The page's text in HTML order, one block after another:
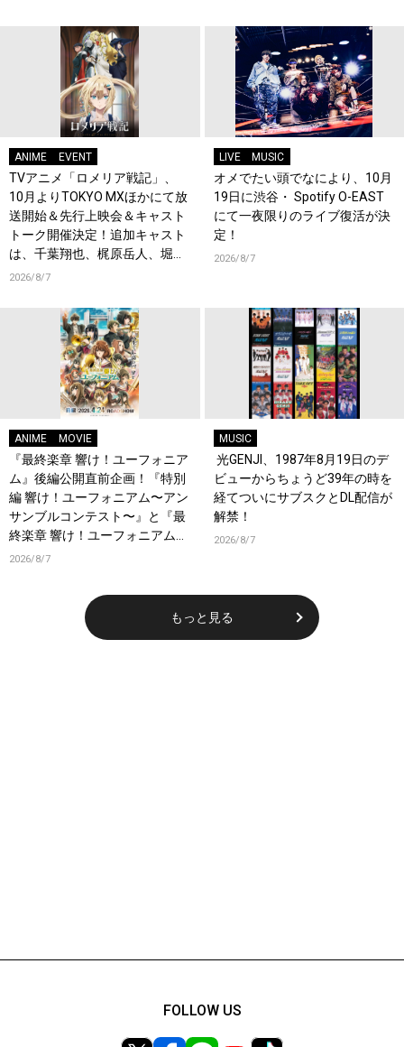
ANIME EVENT
TVアニメ「ロメリア戦記」、
10月よりTOKYO MXほかにて放
送開始＆先行上映会＆キャスト
トーク開催決定！追加キャスト
は、千葉翔也、梶原岳人、堀江
瞬、綿貫竜之介！PV第1弾公
2026/8/7
LIVE MUSIC
オメでたい頭でなにより、10月
19日に渋谷・ Spotify O-EAST
にて一夜限りのライブ復活が決
定！
2026/8/7
ANIME MOVIE
『最終楽章 響け！ユーフォニア
ム』後編公開直前企画！『特別
編 響け！ユーフォニアム〜アン
サンブルコンテスト〜』と『最
終楽章 響け！ユーフォニアム』
前編の一挙上映が決定！
2026/8/7
MUSIC
光GENJI、1987年8月19日のデ
ビューからちょうど39年の時を
経てついにサブスクとDL配信が
解禁！
2026/8/7
もっと見る
FOLLOW US